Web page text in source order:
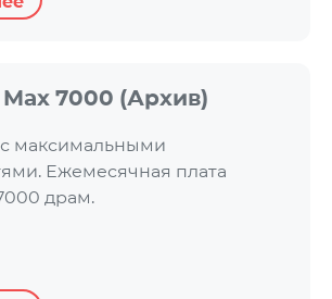
Max 7000 (Архив)
с максимальными
Ежемесячная плата
драм.